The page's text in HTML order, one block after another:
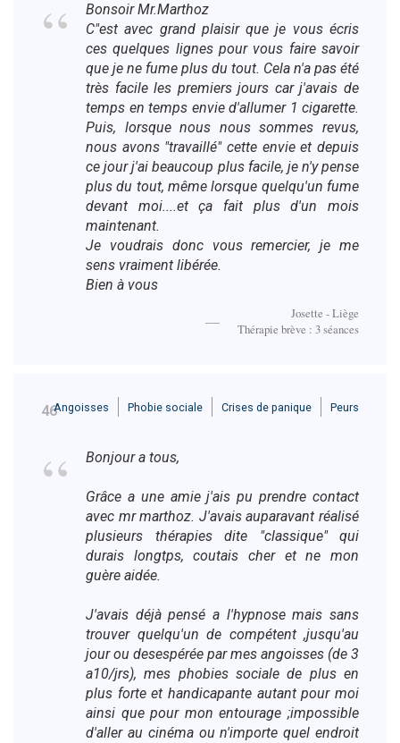
Bonsoir Mr.Marthoz
C"est avec grand plaisir que je vous écris
ces quelques lignes pour vous faire savoir
que je ne fume plus du tout. Cela n'a pas été
très facile les premiers jours car j'avais de
temps en temps envie d'allumer 1 cigarette.
Puis, lorsque nous nous sommes revus,
nous avons "travaillé" cette envie et depuis
ce jour j'ai beaucoup plus facile, je n'y pense
plus du tout, même lorsque quelqu'un fume
devant moi....et ça fait plus d'un mois
maintenant.
Je voudrais donc vous remercier, je me
sens vraiment libérée.
Bien à vous
Josette - Liège
Thérapie brève : 3 séances
46Angoisses Phobie sociale Crises de panique Peurs
Bonjour a tous,
Grâce a une amie j'ais pu prendre contact
avec mr marthoz. J'avais auparavant réalisé
plusieurs thérapies dite "classique" qui
durais longtps, coutais cher et ne mon
guère aidée.
J'avais déjà pensé a l'hypnose mais sans
trouver quelqu'un de compétent ,jusqu'au
jour ou desespérée par mes angoisses (de 3
a10/jrs), mes phobies sociale de plus en
plus forte et handicapante autant pour moi
ainsi que pour mon entourage ;impossible
d'aller au cinéma ou n'importe quel endroit